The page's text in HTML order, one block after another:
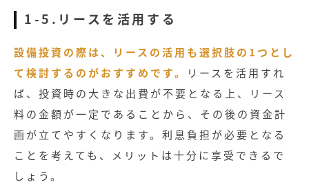
1-5.リースを活用する
設備投資の際は、リースの活用も選択肢の1つとし
て検討するのがおすすめです。
リースを活用すれ
ば、投資時の大きな出費が不要となる上、リース
料の金額が一定であることから、その後の資金計
画が立てやすくなります。利息負担が必要となる
ことを考えても、メリットは十分に享受できるで
しょう。